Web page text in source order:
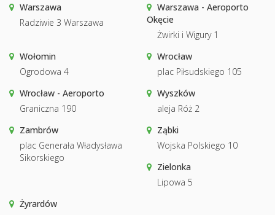
Warszawa
Radziwie 3 Warszawa
Warszawa - Aeroporto
Okęcie
Żwirki i Wigury 1
Wołomin
Ogrodowa 4
Wrocław
plac Piłsudskiego 105
Wrocław - Aeroporto
Graniczna 190
Wyszków
aleja Róż 2
Zambrów
plac Generała Władysława
Sikorskiego
Ząbki
Wojska Polskiego 10
Zielonka
Lipowa 5
Żyrardów